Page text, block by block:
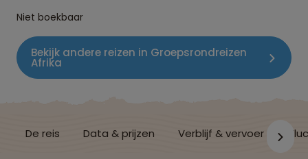
Niet boekbaar
Bekijk andere reizen in Groepsrondreizen
Afrika
De reis Data & prijzen Verblijf & vervoer